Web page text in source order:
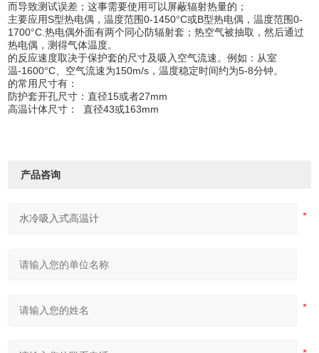
而导致测试误差；这事需要使用可以屏蔽辐射热量的；
主要应用S型热电偶，温度范围0-1450°C或B型热电偶，温度范围0-
1700°C.热电偶外面有两个同心防辐射套；热空气被抽取，然后通过
热电偶，测得气体温度。
的反应速度取决于保护套的尺寸及吸入空气流速。例如：从室
温-1600°C 、空气流速为150m/s ，温度稳定时间约为5-8分钟。
的常用尺寸有：
防护套开孔尺寸：直径15或者27mm
高温计体尺寸： 直径43或163mm
产品咨询